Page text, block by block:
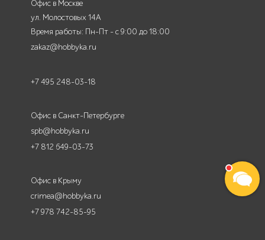
Офис в Москве
ул. Молостовых 14А
Время работы: Пн-Пт - с 9:00 до 18:00
zakaz@hobbyka.ru
+7 495 248-03-18
Офис в Санкт-Петербурге
spb@hobbyka.ru
+7 812 649-03-73
Офис в Крыму
crimea@hobbyka.ru
+7 978 742-85-95